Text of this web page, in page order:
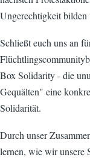
Ungerechtigkeit bilden
Schließt euch uns an
Box Solidarity - die
Gequälten" eine
Solidarität.
Durch unser
lernen, wie wir unsere